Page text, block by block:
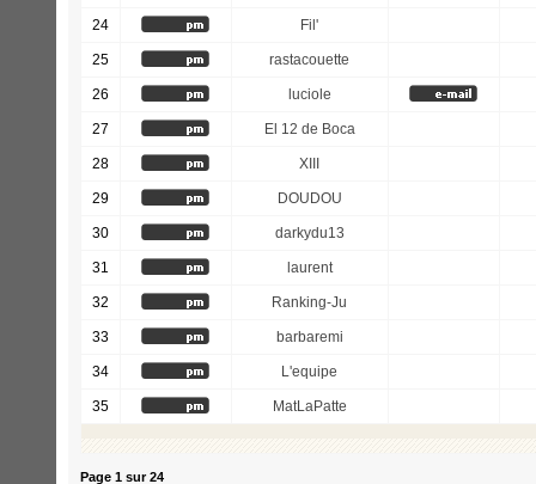
24 Fil'
25 rastacouette
26 luciole
27 El 12 de Boca
28 XIII
29 DOUDOU
30 darkydu13
31 laurent
32 Ranking-Ju
33 barbaremi
34 L'equipe
35 MatLaPatte
Page 1sur24